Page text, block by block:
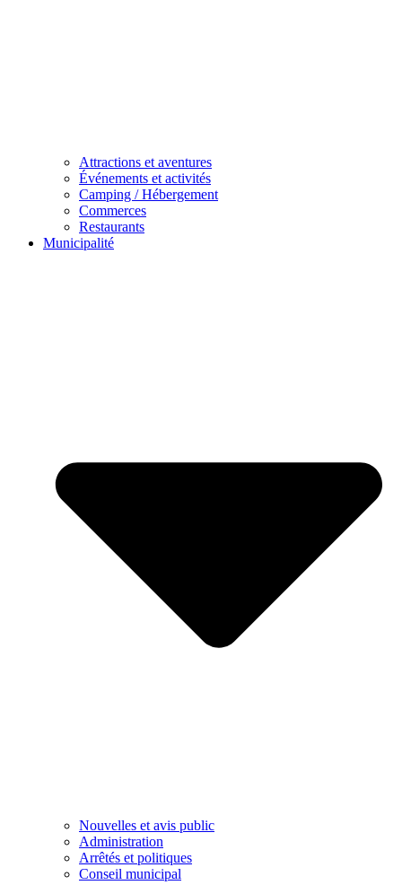
Attractions et aventures
Événements et activités
Camping / Hébergement
Commerces
Restaurants
Municipalité
Nouvelles et avis public
Administration
Arrêtés et politiques
Conseil municipal